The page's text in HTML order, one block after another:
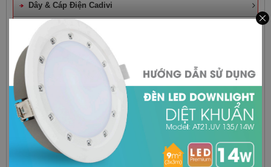
Dây & Cáp Điện Cadivi
Dây & Cáp Điện Việt Thái
Dây & Cáp Điện Daphaco - Lion
Panasonic
Sino